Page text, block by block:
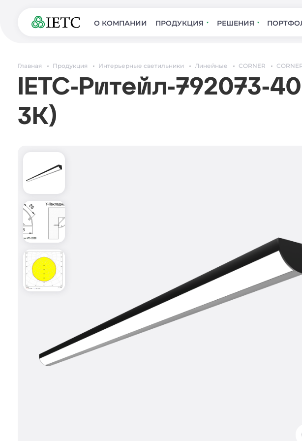
О КОМПАНИИ ПРОДУКЦИЯ РЕШЕНИЯ
Главная Продукция Интерьерные светильники Линейные CORNER
IETC-Ритейл-792073-
3К)